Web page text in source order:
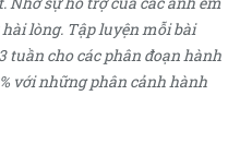
lòng. Tập luyện mỗi bài
tuần cho các phân đoạn hành
với những phân cảnh hành